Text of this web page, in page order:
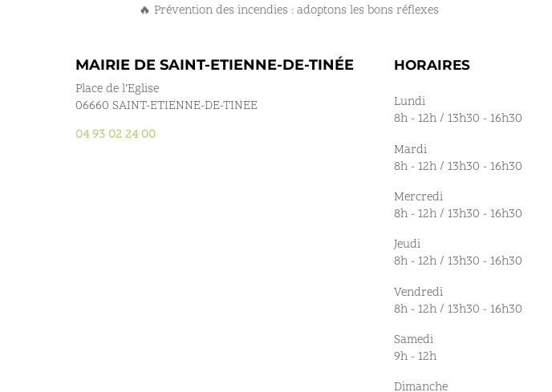
🔥 Prévention des incendies : adoptons les bons réflexes
MAIRIE DE SAINT-ETIENNE-DE-TINÉE
Place de l’Eglise
06660 SAINT-ETIENNE-DE-TINEE
04 93 02 24 00
HORAIRES
Lundi
8h - 12h / 13h30 - 16h30
Mardi
8h - 12h / 13h30 - 16h30
Mercredi
8h - 12h / 13h30 - 16h30
Jeudi
8h - 12h / 13h30 - 16h30
Vendredi
8h - 12h / 13h30 - 16h30
Samedi
9h - 12h
Dimanche